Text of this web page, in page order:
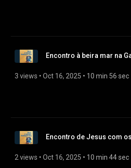
Encontro à beira mar na
3 views • Oct 16, 2025 • 10 min 56 sec
Encontro de Jesus com
2 views • Oct 16, 2025 • 10 min 44 sec